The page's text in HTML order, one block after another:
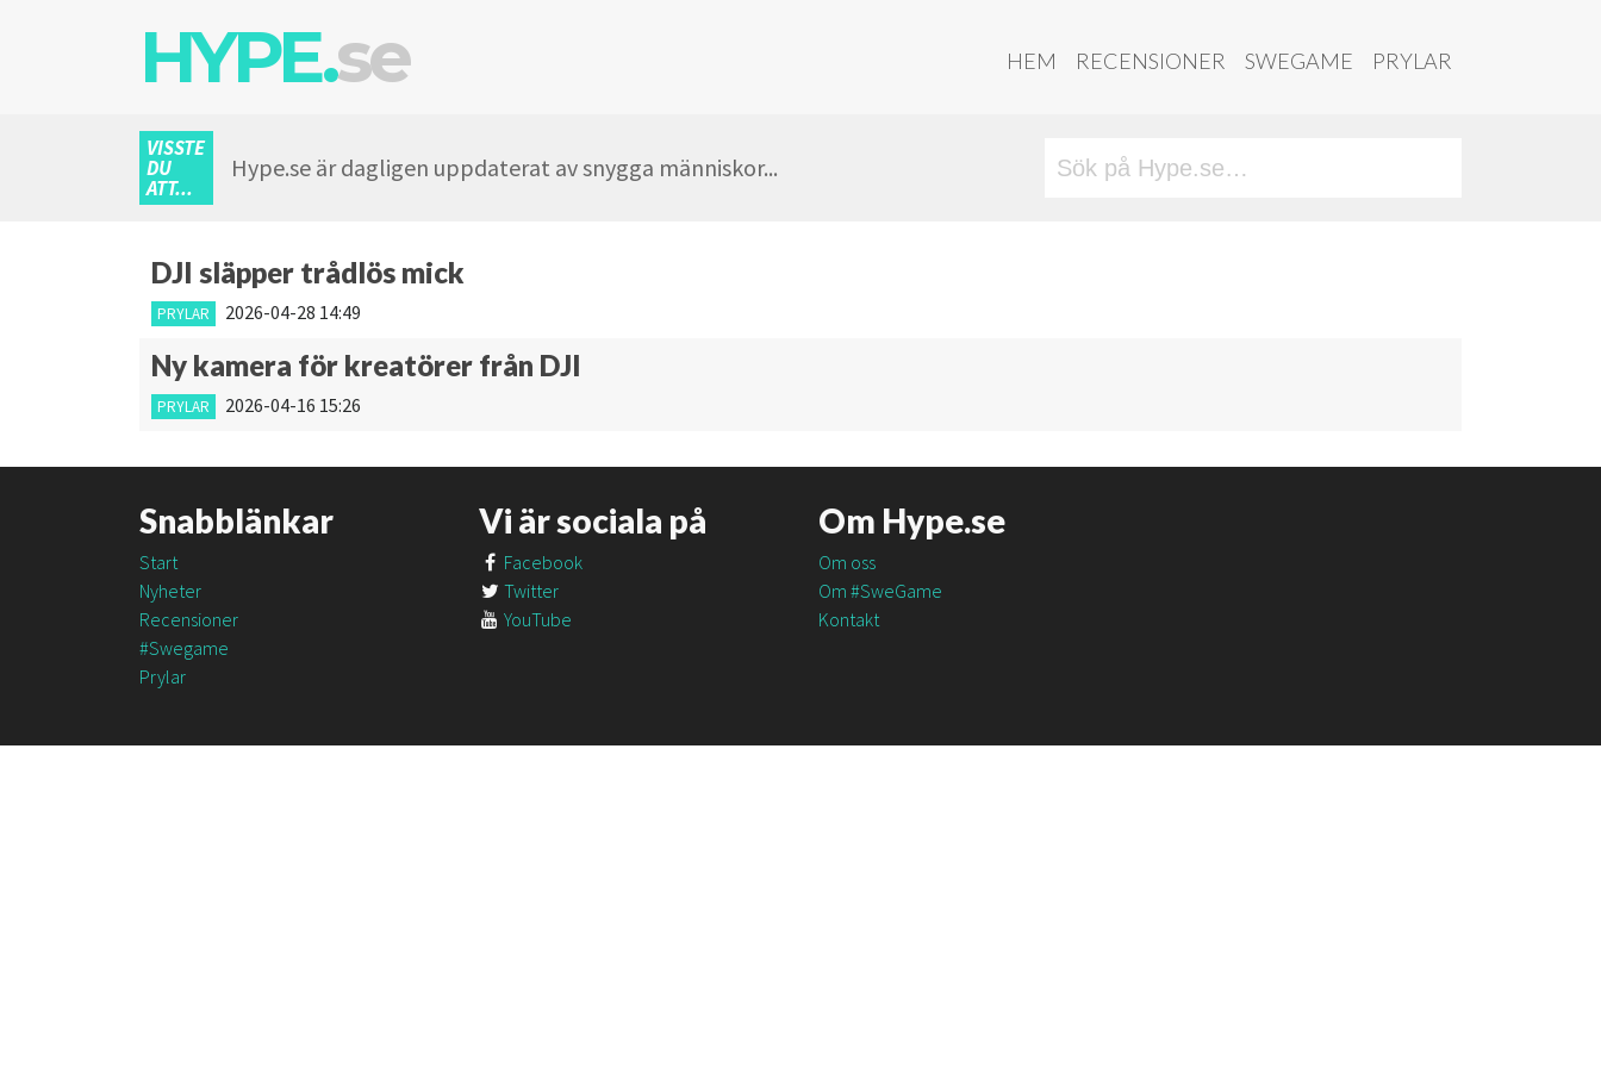
HYPE.se HEM RECENSIONER SWEGAME PRYLAR
VISSTE
DU
ATT...
Hype.se är dagligen uppdaterat av snygga människor...
DJI släpper trådlös mick
PRYLAR 2026-04-28 14:49
Ny kamera för kreatörer från DJI
PRYLAR 2026-04-16 15:26
Snabblänkar
Start
Nyheter
Recensioner
#Swegame
Prylar
Vi är sociala på
Facebook
Twitter
YouTube
Om Hype.se
Om oss
Om #SweGame
Kontakt